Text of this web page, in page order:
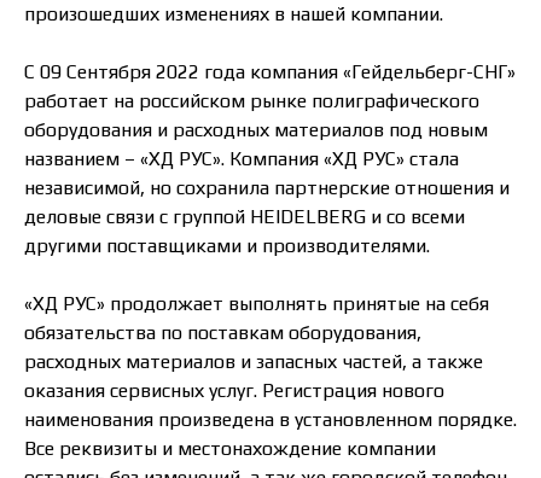
произошедших изменениях в нашей компании.
С 09 Сентября 2022 года компания «Гейдельберг-СНГ»
работает на российском рынке полиграфического
оборудования и расходных материалов под новым
названием – «ХД РУС». Компания «ХД РУС» стала
независимой, но сохранила партнерские отношения и
деловые связи с группой HEIDELBERG и со всеми
другими поставщиками и производителями.
«ХД РУС» продолжает выполнять принятые на себя
обязательства по поставкам оборудования,
расходных материалов и запасных частей, а также
оказания сервисных услуг. Регистрация нового
наименования произведена в установленном порядке.
Все реквизиты и местонахождение компании